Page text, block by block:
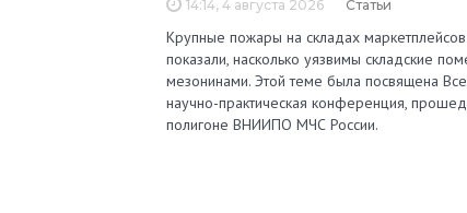
14:14, 4 августа 2026 Статьи
Крупные пожары на складах
показали, насколько уязвимы складские
мезонинами. Этой теме была посвящена
научно-практическая конференция,
полигоне ВНИИПО МЧС России.